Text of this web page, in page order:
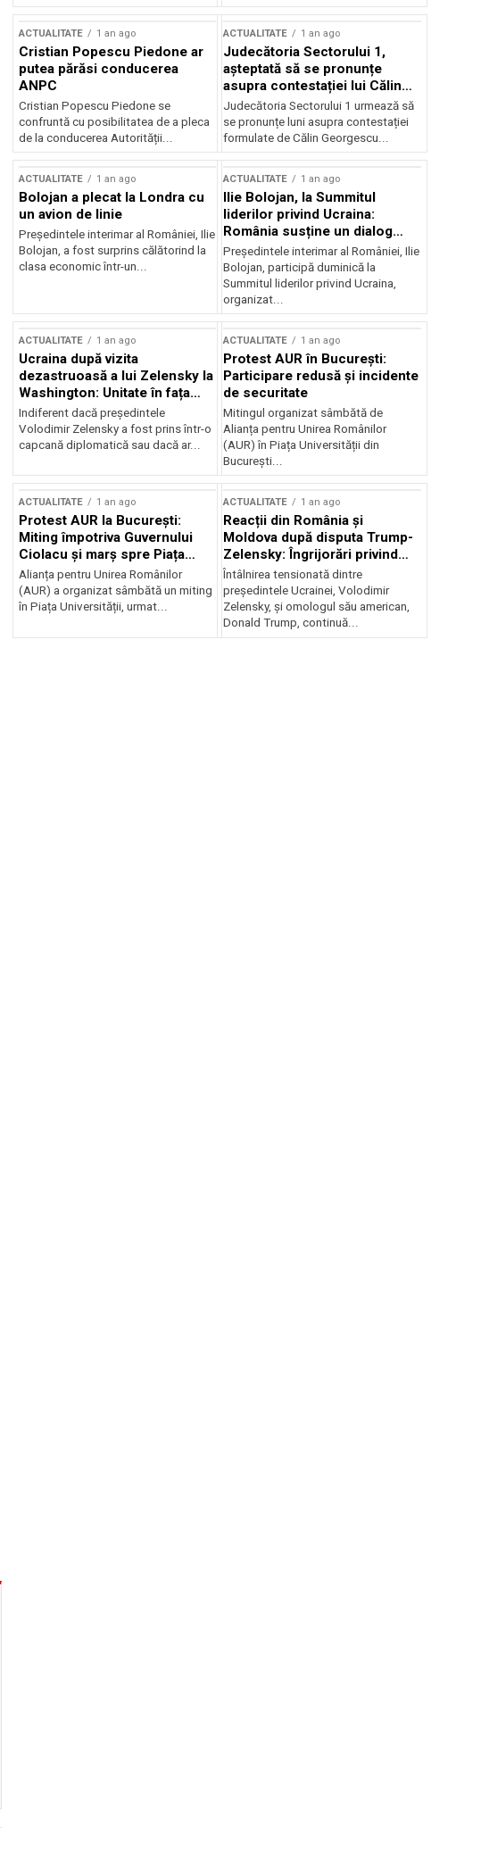
ACTUALITATE 1 an ago
Cristian Popescu Piedone ar
putea părăsi conducerea
ANPC
Cristian Popescu Piedone se
confruntă cu posibilitatea de a pleca
de la conducerea Autorității...
ACTUALITATE 1 an ago
Judecătoria Sectorului 1,
așteptată să se pronunțe
asupra contestației lui Călin
Georgescu privind controlul
judiciar
Judecătoria Sectorului 1 urmează să
se pronunțe luni asupra contestației
formulate de Călin Georgescu...
ACTUALITATE 1 an ago
Bolojan a plecat la Londra cu
un avion de linie
Președintele interimar al României, Ilie
Bolojan, a fost surprins călătorind la
clasa economic într-un...
ACTUALITATE 1 an ago
Ilie Bolojan, la Summitul
liderilor privind Ucraina:
România susține un dialog
transatlantic pentru securitate
și stabilitate
Președintele interimar al României, Ilie
Bolojan, participă duminică la
Summitul liderilor privind Ucraina,
organizat...
ACTUALITATE 1 an ago
Ucraina după vizita
dezastruoasă a lui Zelensky la
Washington: Unitate în fața
incertitudinii
Indiferent dacă președintele
Volodimir Zelensky a fost prins într-o
capcană diplomatică sau dacă ar...
ACTUALITATE 1 an ago
Protest AUR în București:
Participare redusă și incidente
de securitate
Mitingul organizat sâmbătă de
Alianța pentru Unirea Românilor
(AUR) în Piața Universității din
București...
ACTUALITATE 1 an ago
Protest AUR la București:
Miting împotriva Guvernului
Ciolacu și marș spre Piața
Victoriei
Alianța pentru Unirea Românilor
(AUR) a organizat sâmbătă un miting
în Piața Universității, urmat...
ACTUALITATE 1 an ago
Reacții din România și
Moldova după disputa Trump-
Zelensky: Îngrijorări privind
securitatea regională
Întâlnirea tensionată dintre
președintele Ucrainei, Volodimir
Zelensky, și omologul său american,
Donald Trump, continuă...